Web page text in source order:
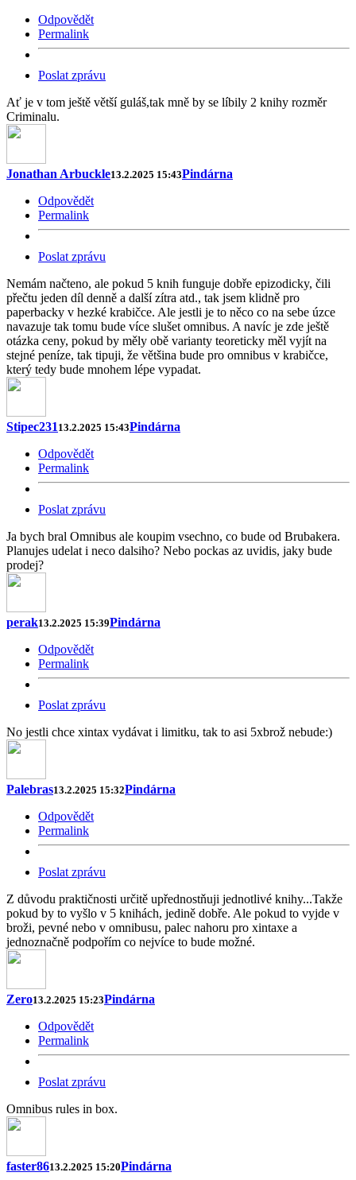
Odpovědět
Permalink
Poslat zprávu
Ať je v tom ještě větší guláš,tak mně by se líbily 2 knihy rozměr
Criminalu.
Jonathan Arbuckle13.2.2025 15:43Pindárna
Odpovědět
Permalink
Poslat zprávu
Nemám načteno, ale pokud 5 knih funguje dobře epizodicky, čili
přečtu jeden díl denně a další zítra atd., tak jsem klidně pro
paperbacky v hezké krabičce. Ale jestli je to něco co na sebe úzce
navazuje tak tomu bude více slušet omnibus. A navíc je zde ještě
otázka ceny, pokud by měly obě varianty teoreticky měl vyjít na
stejné peníze, tak tipuji, že většina bude pro omnibus v krabičce,
který tedy bude mnohem lépe vypadat.
Stipec231 13.2.2025 15:43Pindárna
Odpovědět
Permalink
Poslat zprávu
Ja bych bral Omnibus ale koupim vsechno, co bude od Brubakera.
Planujes udelat i neco dalsiho? Nebo pockas az uvidis, jaky bude
prodej?
perak13.2.2025 15:39Pindárna
Odpovědět
Permalink
Poslat zprávu
No jestli chce xintax vydávat i limitku, tak to asi 5xbrož nebude:)
Palebras13.2.2025 15:32Pindárna
Odpovědět
Permalink
Poslat zprávu
Z důvodu praktičnosti určitě upřednostňuji jednotlivé knihy...Takže
pokud by to vyšlo v 5 knihách, jedině dobře. Ale pokud to vyjde v
broži, pevné nebo v omnibusu, palec nahoru pro xintaxe a
jednoznačně podpořím co nejvíce to bude možné.
Zero13.2.2025 15:23Pindárna
Odpovědět
Permalink
Poslat zprávu
Omnibus rules in box.
faster8613.2.2025 15:20Pindárna